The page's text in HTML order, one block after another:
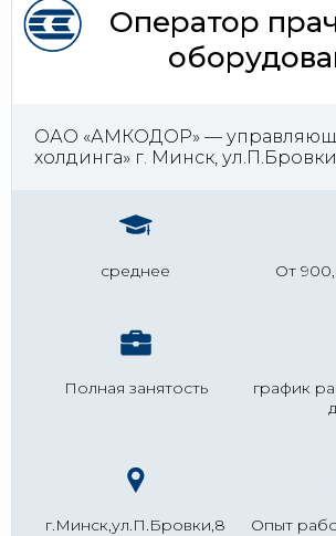
Оператор
ОАО «АМКОДОР» —
холдинга» г. Минск,
среднее От
Полная занятость
график
г.Минск,ул.П.Бровки,8 Опыт